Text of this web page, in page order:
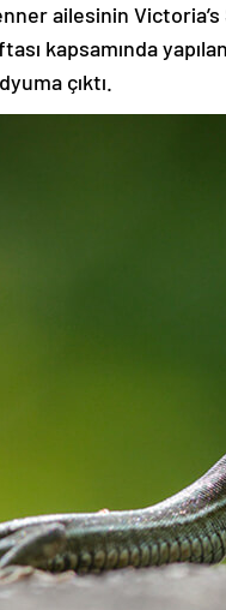
ailesinin
kapsamında
çıktı.